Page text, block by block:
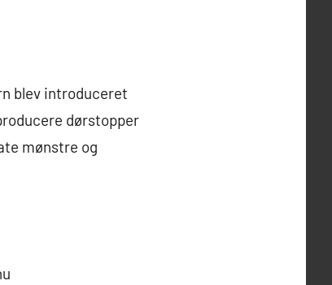
blev introduceret
dørstopper
mønstre og